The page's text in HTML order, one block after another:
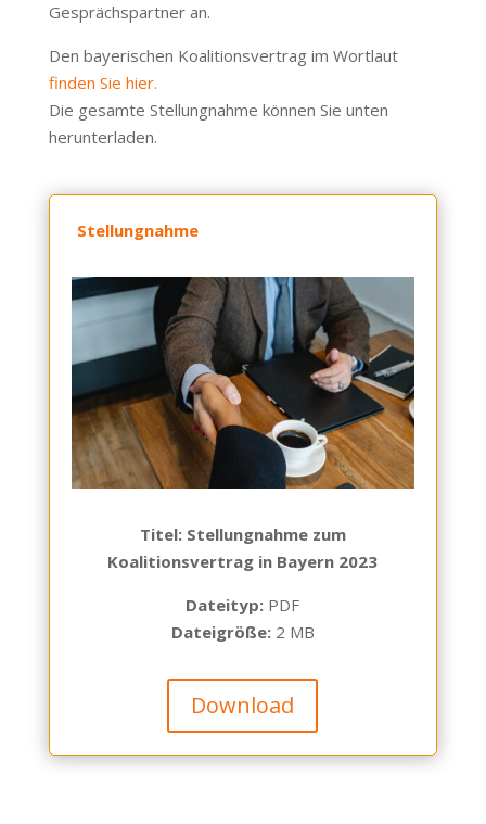
Gesprächspartner an.
Den bayerischen Koalitionsvertrag im Wortlaut
finden Sie hier.
Die gesamte Stellungnahme können Sie unten
herunterladen.
Stellungnahme
Titel: Stellungnahme zum
Koalitionsvertrag in Bayern 2023
Dateityp: PDF
Dateigröße:2 MB
Download